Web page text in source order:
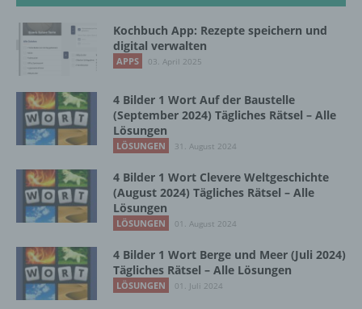
Kochbuch App: Rezepte speichern und
digital verwalten
APPS 03. April 2025
4 Bilder 1 Wort Auf der Baustelle
(September 2024) Tägliches Rätsel – Alle
Lösungen
LÖSUNGEN 31. August 2024
4 Bilder 1 Wort Clevere Weltgeschichte
(August 2024) Tägliches Rätsel – Alle
Lösungen
LÖSUNGEN 01. August 2024
4 Bilder 1 Wort Berge und Meer (Juli 2024)
Tägliches Rätsel – Alle Lösungen
LÖSUNGEN 01. Juli 2024
Maßnahmen unterliegen, die gewährleisten,
dass die personenbezogenen Daten nicht
einer identifizierten oder identifizierbaren
g) Verantwortlicher oder für die Verarbeitung
Verantwortlicher
Verantwortlicher oder für die Verarbeitung
Verantwortlicher ist die natürliche oder
juristische Person, Behörde, Einrichtung
gemeinsam mit anderen über die Zwecke
und Mittel der Verarbeitung von
personenbezogenen Daten entscheidet.
Sind die Zwecke und Mittel dieser